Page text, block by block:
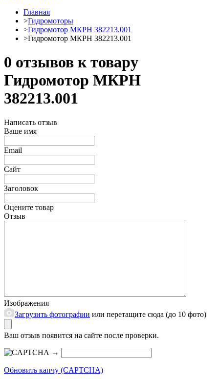
Главная
>Гидромоторы
>Гидромотор МКРН 382213.001
>Гидромотор МКРН 382213.001
0 отзывов к товару
Гидромотор МКРН
382213.001
Написать отзыв
Ваше имя
Email
Сайт
Заголовок
Оцените товар
Отзыв
Изображения
Загрузить фотографии или перетащите сюда (до 10 фото)
Ваш отзыв появится на сайте после проверки.
→
Обновить капчу (CAPTCHA)